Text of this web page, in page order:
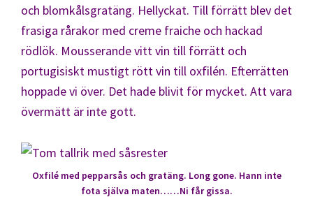
och blomkålsgratäng. Hellyckat. Till förrätt blev det
frasiga rårakor med creme fraiche och hackad
rödlök. Mousserande vitt vin till förrätt och
portugisiskt mustigt rött vin till oxfilén. Efterrätten
hoppade vi över. Det hade blivit för mycket. Att vara
övermätt är inte gott.
Oxfilé med pepparsås och gratäng. Long gone. Hann inte
fota själva maten……Ni får gissa.